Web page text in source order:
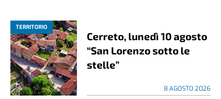
TERRITORIO
Cerreto, lunedì 10 agosto
“San Lorenzo sotto le
stelle”
8 AGOSTO 2026